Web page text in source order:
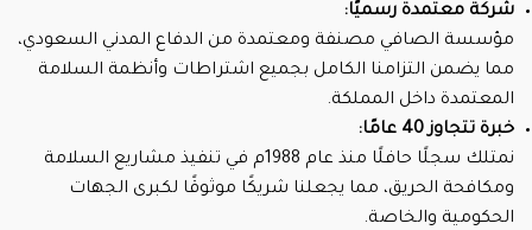
شركة معتمدة رسميًا:
مؤسسة الصافي مصنفة ومعتمدة من الدفاع المدني السعودي،
مما يضمن التزامنا الكامل بجميع اشتراطات وأنظمة السلامة
المعتمدة داخل المملكة.
خبرة تتجاوز 40 عامًا:
نمتلك سجلًا حافلًا منذ عام 1988م في تنفيذ مشاريع السلامة
ومكافحة الحريق، مما يجعلنا شريكًا موثوقًا لكبرى الجهات
الحكومية والخاصة.